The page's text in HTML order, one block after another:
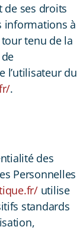
de ses droits
informations à
tenu de la
l’utilisateur du
.
des
Personnelles
utilise
standards